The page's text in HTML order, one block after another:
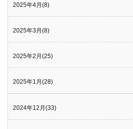
2025年4月(8)
2025年3月(8)
2025年2月(25)
2025年1月(28)
2024年12月(33)